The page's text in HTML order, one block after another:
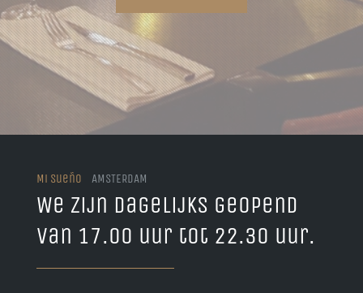
Mi Sueño AMSTERDAM
We zijn dagelijks geopend
van 17.00 uur tot 22.30 uur.